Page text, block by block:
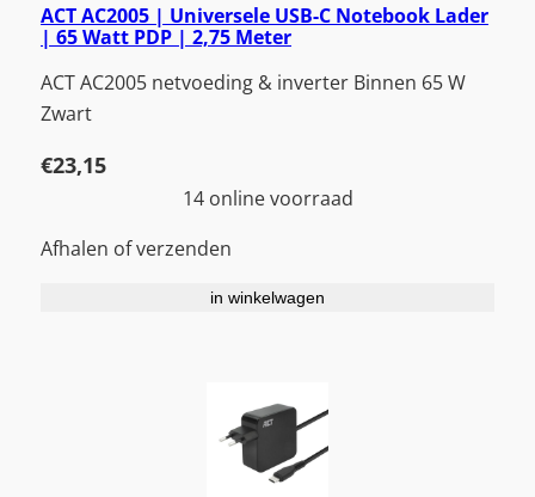
ACT AC2005 | Universele USB-C Notebook Lader
| 65 Watt PDP | 2,75 Meter
ACT AC2005 netvoeding & inverter Binnen 65 W
Zwart
€23,15
14 online voorraad
Afhalen of verzenden
in winkelwagen